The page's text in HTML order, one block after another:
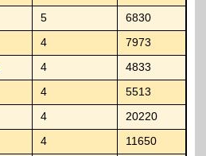
5 6830
4 7973
4 4833
4 5513
4 20220
4 11650